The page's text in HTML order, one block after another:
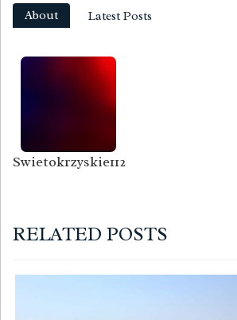
About Latest Posts
Swietokrzyskie112
RELATED POSTS